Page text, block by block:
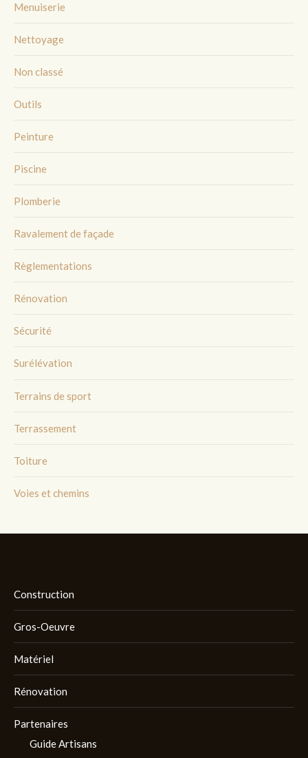
Menuiserie
Nettoyage
Non classé
Outils
Peinture
Piscine
Plomberie
Ravalement de façade
Règlementations
Rénovation
Sécurité
Surélévation
Terrains de sport
Terrassement
Toiture
Voies et chemins
Construction
Gros-Oeuvre
Matériel
Rénovation
Partenaires
Guide Artisans